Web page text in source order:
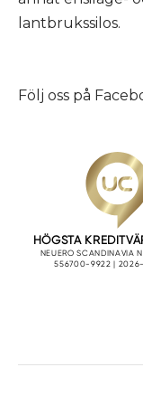
lantbrukssilos.
Följ oss på